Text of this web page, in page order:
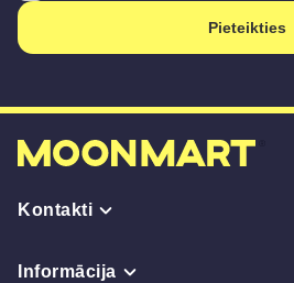
Pieteikties
Kontakti
Informācija